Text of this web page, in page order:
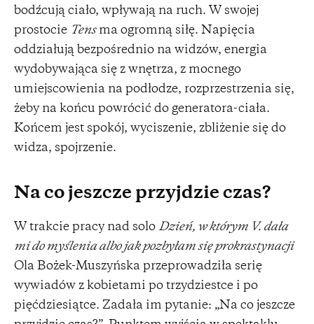
bodźcują ciało, wpływają na ruch. W swojej
prostocie Tensma ogromną siłę. Napięcia
oddziałują bezpośrednio na widzów, energia
wydobywająca się z wnętrza, z mocnego
umiejscowienia na podłodze, rozprzestrzenia się,
żeby na końcu powrócić do generatora-ciała.
Końcem jest spokój, wyciszenie, zbliżenie się do
widza, spojrzenie.
Na co jeszcze przyjdzie czas?
W trakcie pracy nad solo Dzień, w którym V. dała
mi do myślenia albo jak pozbyłam się prokrastynacji
Ola Bożek-Muszyńska przeprowadziła serię
wywiadów z kobietami po trzydziestce i po
pięćdziesiątce. Zadała im pytanie: „Na co jeszcze